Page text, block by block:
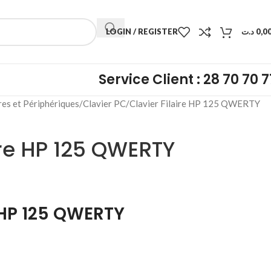
LOGIN / REGISTER د.ت
Service Client : 28 70 70
et Périphériques Clavier PC Clavier Filaire HP 125 QWERTY
125 QWERTY
125 QWERTY